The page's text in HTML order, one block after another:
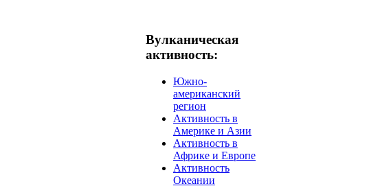
Вулканическая
активность:
Южно-
американский
регион
Активность в
Америке и Азии
Активность в
Африке и Европе
Активность
Океании